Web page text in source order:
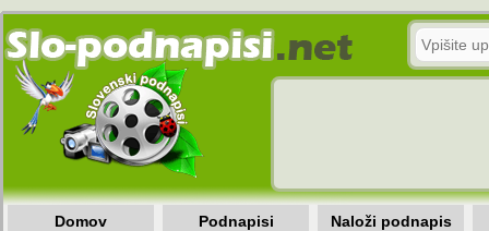
Domov Podnapisi Naloži podnapis